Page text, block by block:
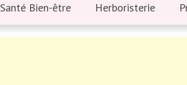
Santé Bien-être Herboristerie